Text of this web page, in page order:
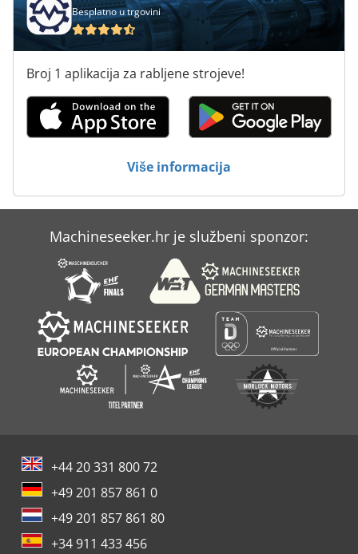
Doli Osovina Proizvođača
Ekm Motornih
Okretni Glodalice
Okrugli Uglova
Prodaja Automobila
Slavine
U Hladnjaku Brojač
Besplatno u trgovini
Broj 1 aplikacija za rabljene strojeve!
Više informacija
Machineseeker.hr je službeni sponzor:
+44 20 331 800 72
+49 201 857 861 0
+49 201 857 861 80
+34 911 433 456